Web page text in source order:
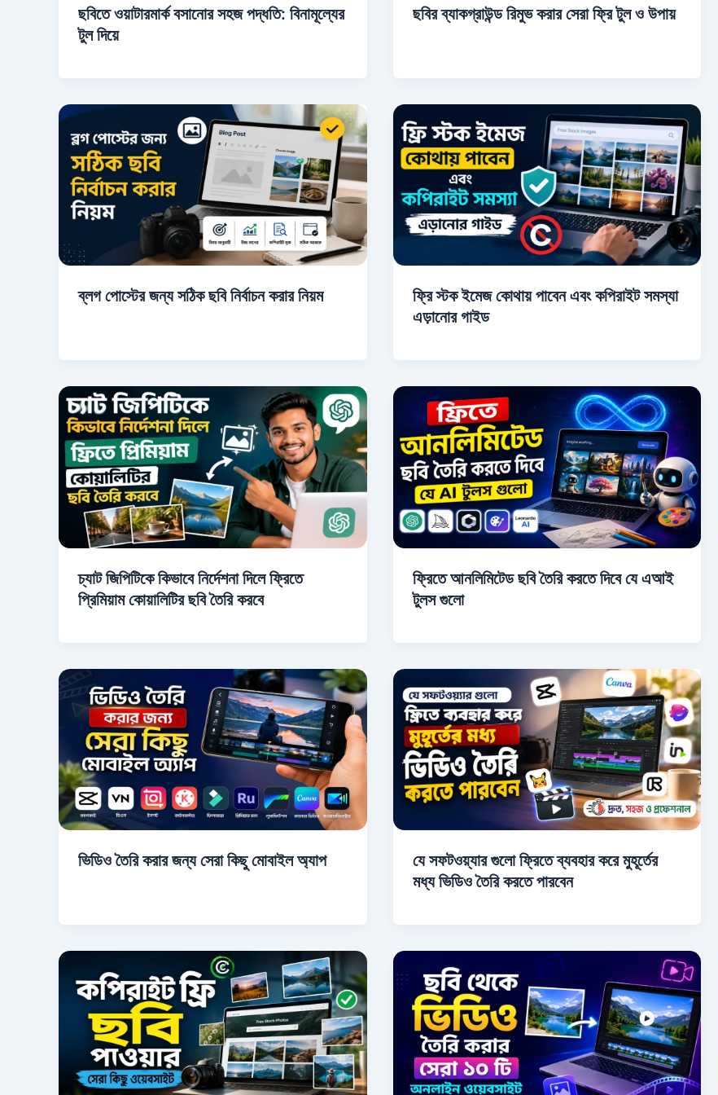
ছবিতে ওয়াটারমার্ক বসানোর সহজ পদ্ধতি: বিনামূল্যের
টুল দিয়ে
ছবির ব্যাকগ্রাউন্ড রিমুভ করার সেরা ফ্রি টুল ও উপায়
ব্লগ পোস্টের জন্য সঠিক ছবি নির্বাচন করার নিয়ম
ফ্রি স্টক ইমেজ কোথায় পাবেন এবং কপিরাইট সমস্যা
এড়ানোর গাইড
চ্যাট জিপিটিকে কিভাবে নির্দেশনা দিলে ফ্রিতে
প্রিমিয়াম কোয়ালিটির ছবি তৈরি করবে
ফ্রিতে আনলিমিটেড ছবি তৈরি করতে দিবে যে এআই
টুলস গুলো
ভিডিও তৈরি করার জন্য সেরা কিছু মোবাইল অ্যাপ
যে সফটওয়্যার গুলো ফ্রিতে ব্যবহার করে মুহূর্তের
মধ্য ভিডিও তৈরি করতে পারবেন